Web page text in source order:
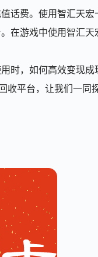
话费。使用智汇天
在游戏中使用智汇
时，如何高效变现
收平台，让我们一同